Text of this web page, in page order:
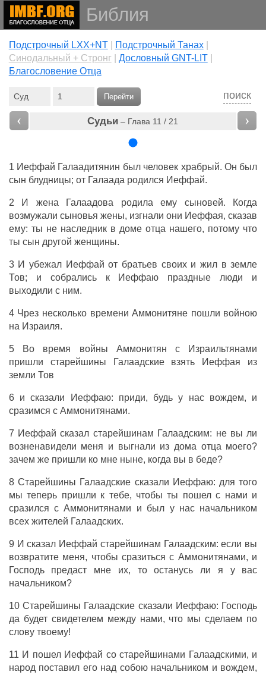
Библия
Подстрочный LXX+NT| Подстрочный Танах|
Cинодальный + Стронг| Дословный GNT-LIT|
Благословение Отца
поиск
Перейти
‹ Судьи – Глава 11 / 21 ›
1 Иеффай Галаадитянин был человек храбрый. Он был
сын блудницы; от Галаада родился Иеффай.
2 И жена Галаадова родила ему сыновей. Когда
возмужали сыновья жены, изгнали они Иеффая,сказав
ему: ты не наследникв доме отца нашего, потому что
ты сын другой женщины.
3 Иубежал Иеффай от братьев своих и жилвземле
Тов; и собралиськ Иеффаю праздные люди и
выходили с ним.
4 Чрез несколько времени Аммонитяне пошли войною
на Израиля.
5 Во время войны Аммонитян с Израильтянами
пришли
старейшины Галаадские взять Иеффая из
земли Тов
6 исказали Иеффаю: приди, будь у нас вождем, и
сразимся с Аммонитянами.
7 Иеффай сказал старейшинам Галаадским: не вы ли
возненавидели меня и выгнали из дома отца моего?
зачем же пришли ко мне ныне, когда вы в беде?
8 Старейшины Галаадские сказали Иеффаю: для того
мы теперь пришли к тебе, чтобы ты пошелс нами и
сразился сАммонитянами и был у нас начальником
всех жителей Галаадских.
9 Исказал Иеффай старейшинам Галаадским: если вы
возвратитеменя, чтобы сразиться с Аммонитянами, и
Господь
предаст мне их, то останусь ли я у вас
начальником?
10Старейшины Галаадские сказали Иеффаю: Господь
да будет свидетелем между нами, что мысделаем по
словутвоему!
11 И пошел Иеффай состарейшинами Галаадскими, и
народ поставил его над собою начальником и вождем,